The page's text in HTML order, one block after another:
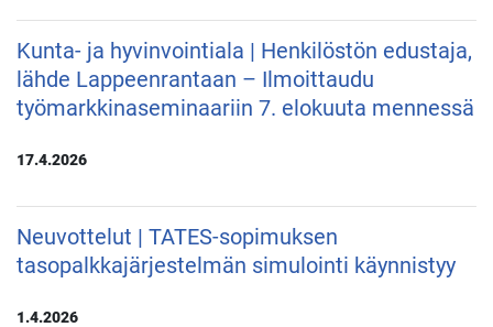
Kunta- ja hyvinvointiala | Henkilöstön edustaja,
lähde Lappeenrantaan – Ilmoittaudu
työmarkkinaseminaariin 7. elokuuta mennessä
17.4.2026
Neuvottelut | TATES-sopimuksen
tasopalkkajärjestelmän simulointi käynnistyy
1.4.2026